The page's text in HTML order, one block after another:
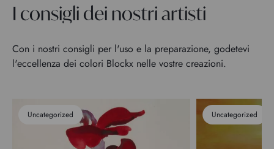
I consigli dei nostri artisti
Con i nostri consigli per l'uso e la preparazione, godetevi
l'eccellenza dei colori Blockx nelle vostre creazioni.
Uncategorized Uncategorized